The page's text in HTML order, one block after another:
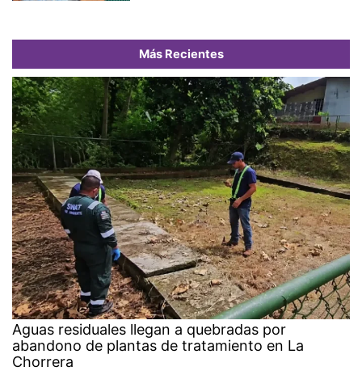
Más Recientes
Aguas residuales llegan a quebradas por
abandono de plantas de tratamiento en La
Chorrera